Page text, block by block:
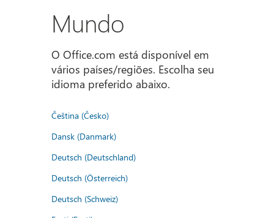
Mundo
O Office.com está disponível em
vários países/regiões. Escolha seu
idioma preferido abaixo.
Čeština (Česko)
Dansk (Danmark)
Deutsch (Deutschland)
Deutsch (Österreich)
Deutsch (Schweiz)